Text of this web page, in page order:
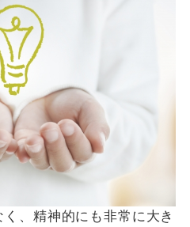
、精神的にも非常に大き